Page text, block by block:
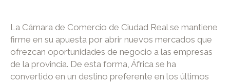
La Cámara de Comercio de Ciudad Real se mantiene
firme en su apuesta por abrir nuevos mercados que
ofrezcan oportunidades de negocio a las empresas
de la provincia. De esta forma, África se ha
convertido en un destino preferente en los últimos